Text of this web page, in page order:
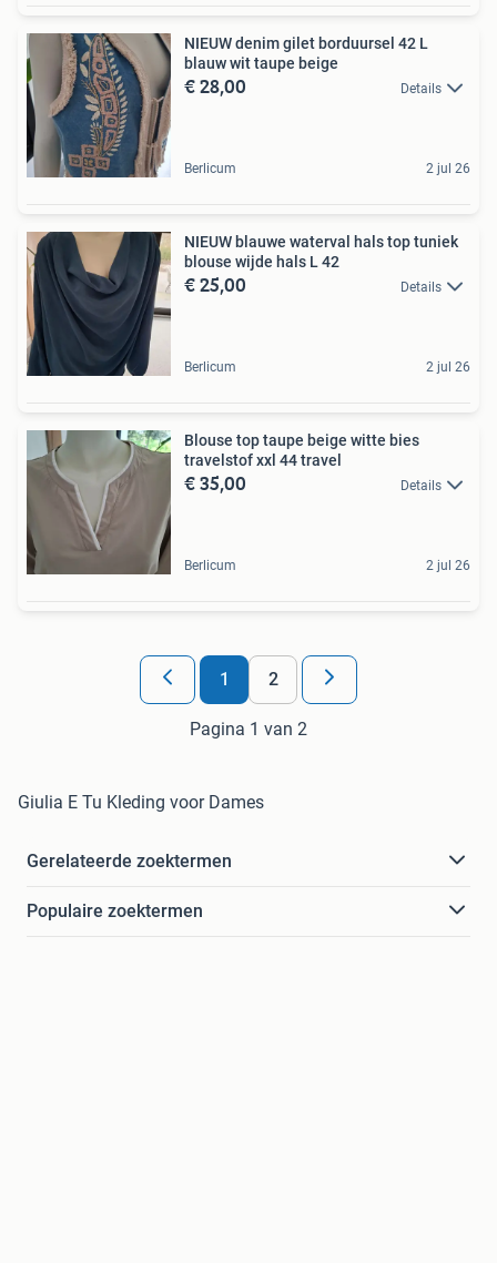
NIEUW denim gilet borduursel 42 L
blauw wit taupe beige
€ 28,00 Details
Berlicum 2 jul 26
NIEUW blauwe waterval hals top tuniek
blouse wijde hals L 42
€ 25,00 Details
Berlicum 2 jul 26
Blouse top taupe beige witte bies
travelstof xxl 44 travel
€ 35,00 Details
Berlicum 2 jul 26
1 2
Pagina 1 van 2
Giulia E Tu Kleding voor Dames
Gerelateerde zoektermen
Populaire zoektermen